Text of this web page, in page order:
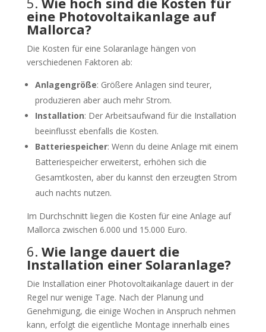
eine Photovoltaikanlage auf
Mallorca?
Die Kosten für eine Solaranlage hängen von
verschiedenen Faktoren ab:
Anlagengröße: Größere Anlagen sind teurer,
produzieren aber auch mehr Strom.
Installation: Der Arbeitsaufwand für die Installation
beeinflusst ebenfalls die Kosten.
Batteriespeicher: Wenn du deine Anlage mit einem
Batteriespeicher erweiterst, erhöhen sich die
Gesamtkosten, aber du kannst den erzeugten Strom
auch nachts nutzen.
Im Durchschnitt liegen die Kosten für eine Anlage auf
Mallorca zwischen 6.000 und 15.000 Euro.
6. Wie lange dauert die
Installation einer Solaranlage?
Die Installation einer Photovoltaikanlage dauert in der
Regel nur wenige Tage. Nach der Planung und
Genehmigung, die einige Wochen in Anspruch nehmen
kann, erfolgt die eigentliche Montage innerhalb eines